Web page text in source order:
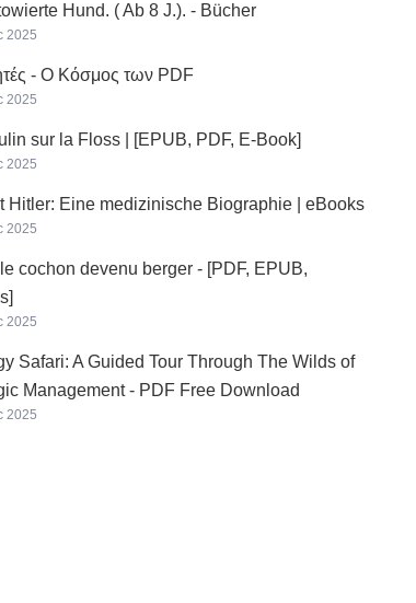
Hund. ( Ab 8 J.). - Bücher
2025
- Ο Κόσμος των PDF
2025
sur la Floss | [EPUB, PDF, E-Book]
2025
Hitler: Eine medizinische Biographie | eBooks
2025
cochon devenu berger - [PDF, EPUB,
2025
Safari: A Guided Tour Through The Wilds of
Management - PDF Free Download
2025